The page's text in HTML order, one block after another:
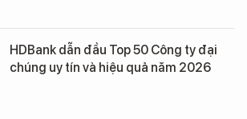
HDBank dẫn đầu Top 50 Công ty đại
chúng uy tín và hiệu quả năm 2026